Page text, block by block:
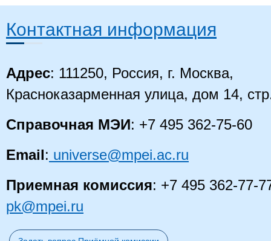
10 Антонов Руслан ассистент
Теоретические основы
электротехники
Васильевич
кафедрой
12
Асаинов Данил
доцент
Электрические станции
13
Астахов Сергей
Владимирович
Контактная информация
Адрес: 111250, Россия, г. Москва,
Красноказарменная улица, дом 14,
Справочная МЭИ: +7 495 362-75-60
Email: universe@mpei.ac.ru
Приемная комиссия: +7 495 362-77-
pk@mpei.ru